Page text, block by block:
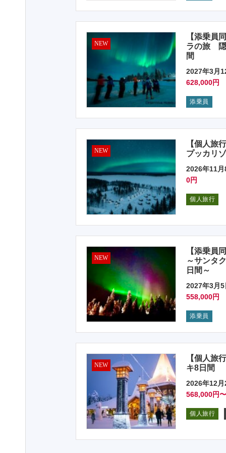
NEW
【添乗員
ラの旅 隠
間
2027年3月
628,000円
添乗員
NEW
【個人旅
プッカリ
2026年11
0円
個人旅行
NEW
【添乗員
～サンタ
日間～
2027年3月
558,000円
添乗員
NEW
【個人旅
キ8日間
2026年12
568,000円
個人旅行